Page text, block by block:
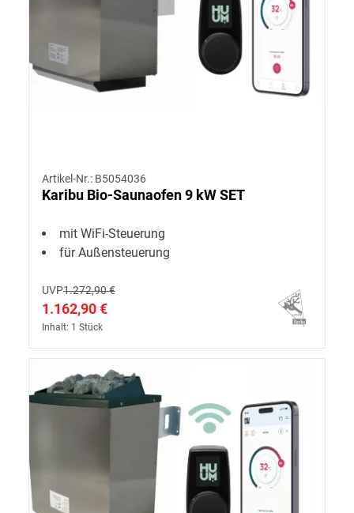
Artikel-Nr.: B5054036
Karibu Bio-Saunaofen 9 kW SET
mit WiFi-Steuerung
für Außensteuerung
UVP1.272,90 €
1.162,90 €
Inhalt: 1 Stück